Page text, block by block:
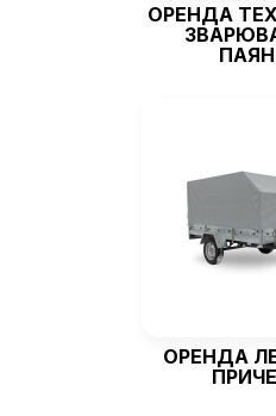
ОРЕНДА
ОРЕНДА